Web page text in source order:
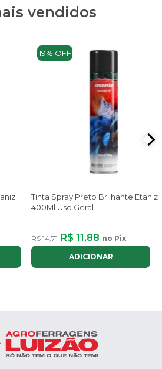
vendidos
19% OFF
Tinta Spray Preto Brilhante Etaniz
400Ml Uso Geral
R$ 14,71 R$ 11,88 no Pix
ADICIONAR